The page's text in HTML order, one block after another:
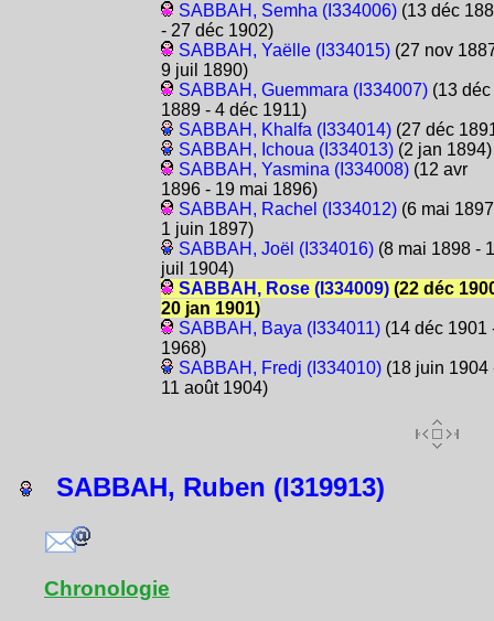
SABBAH, Semha (I334006)(13 déc
- 27 déc 1902)
SABBAH, Yaëlle (I334015)(27 nov
9 juil 1890)
SABBAH, Guemmara (I334007)(13 déc
1889 - 4 déc 1911)
SABBAH, Khalfa (I334014)(27 déc
SABBAH, Ichoua (I334013)(2 jan 1894)
SABBAH, Yasmina (I334008)(12 avr
1896 - 19 mai 1896)
SABBAH, Rachel (I334012)(6 mai
1 juin 1897)
SABBAH, Joël (I334016)(8 mai 1898 -
juil 1904)
SABBAH, Rose (I334009)(22 déc
20 jan 1901)
SABBAH, Baya (I334011)(14 déc 1901
1968)
SABBAH, Fredj (I334010)(18 juin 1904
11 août 1904)
SABBAH, Ruben (I319913)
Chronologie